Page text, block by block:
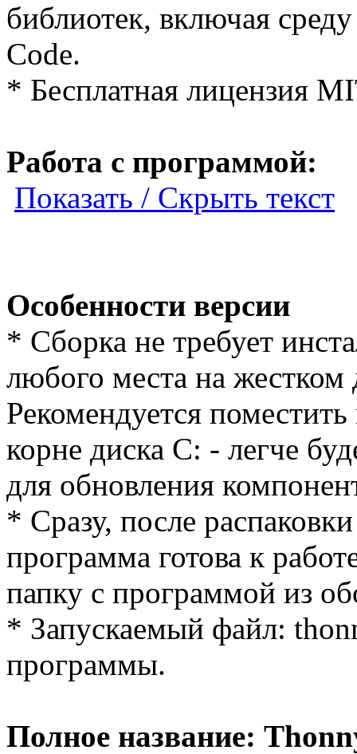
библиотек, включая
Code.
* Бесплатная лицензия
Работа с программой:
Показать / Скрыть текст
Особенности версии
* Cборка не требует
любого места на
Рекомендуется
корне диска С: - легче
для обновления
* Сразу, после
программа готова к
папку с программой из
* Запускаемый файл:
программы.
Полное название: